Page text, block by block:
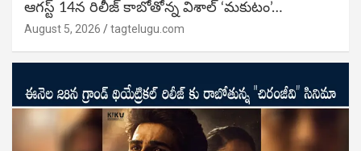
ఆగస్ట్ 14న రిలీజ్ కాబోతోన్న విశాల్ ‘మకుటం’…
August 5, 2026 tagtelugu.com